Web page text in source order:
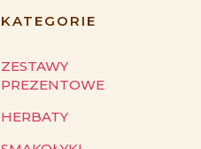
KATEGORIE
ZESTAWY
PREZENTOWE
HERBATY